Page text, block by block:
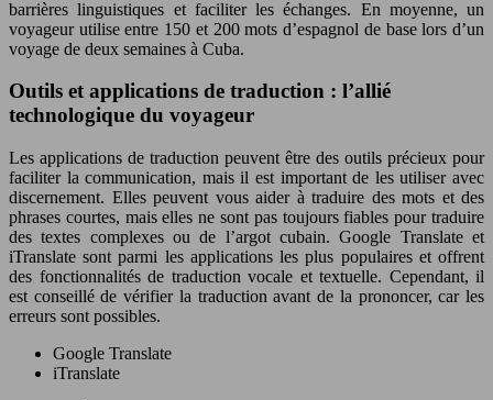
barrières linguistiques et faciliter les échanges. En moyenne, un
voyageur utilise entre 150 et 200 mots d’espagnol de base lors d’un
voyage de deux semaines à Cuba.
Outils et applications de traduction : l’allié
technologique du voyageur
Les applications de traduction peuvent être des outils précieux pour
faciliter la communication, mais il est important de les utiliser avec
discernement. Elles peuvent vous aider à traduire des mots et des
phrases courtes, mais elles ne sont pas toujours fiables pour traduire
des textes complexes ou de l’argot cubain. Google Translate et
iTranslate sont parmi les applications les plus populaires et offrent
des fonctionnalités de traduction vocale et textuelle. Cependant, il
est conseillé de vérifier la traduction avant de la prononcer, car les
erreurs sont possibles.
Google Translate
iTranslate